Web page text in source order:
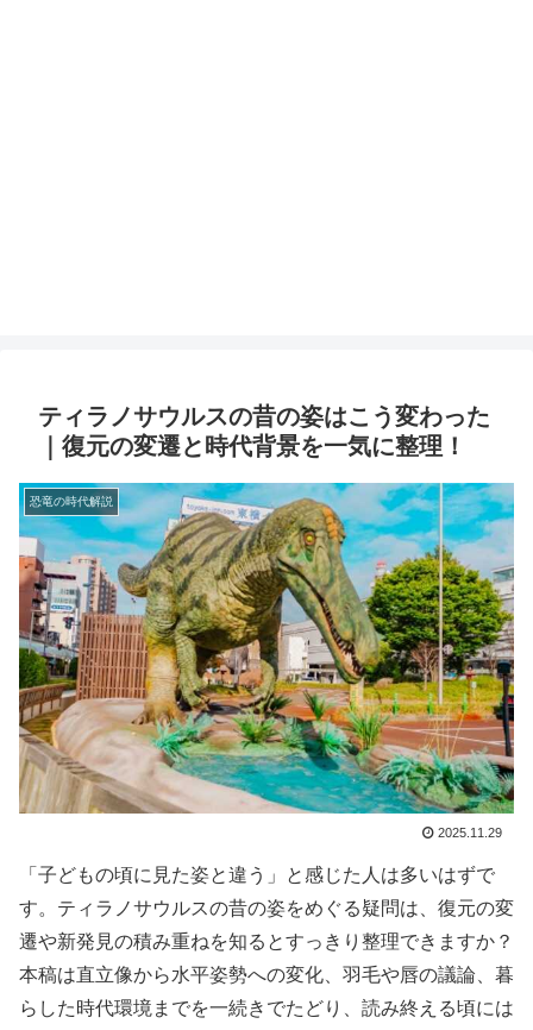
ティラノサウルスの昔の姿はこう変わった
｜復元の変遷と時代背景を一気に整理！
恐竜の時代解説
2025.11.29
「子どもの頃に見た姿と違う」と感じた人は多いはずで
す。ティラノサウルスの昔の姿をめぐる疑問は、復元の変
遷や新発見の積み重ねを知るとすっきり整理できますか？
本稿は直立像から水平姿勢への変化、羽毛や唇の議論、暮
らした時代環境までを一続きでたどり、読み終える頃には